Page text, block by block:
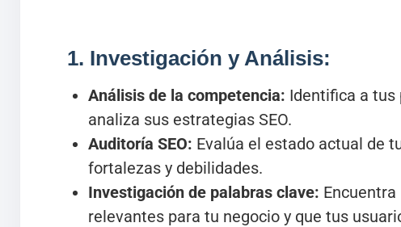
1. Investigación y Análisis:
Análisis de la competencia: Identifica a tus
analiza sus estrategias SEO.
Auditoría SEO: Evalúa el estado actual de
fortalezas y debilidades.
Investigación de palabras clave:
relevantes para tu negocio y que tus